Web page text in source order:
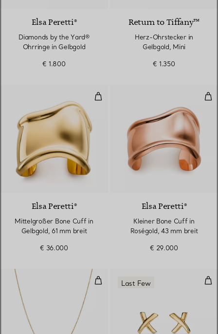
Elsa Peretti®
Diamonds by the Yard®
Ohrringe in Gelbgold
€ 1.800
Return to Tiffany™
Herz-Ohrstecker in
Gelbgold, Mini
€ 1.350
Mittelgroßer Bone Cuff in
Elsa Peretti®
Mittelgroßer Bone Cuff in
Gelbgold, 61 mm breit
€ 36.000
Elsa Peretti®
Kleiner Bone Cuff in
Roségold, 43 mm breit
€ 29.000
Color by the Yard Anhänger inX
Last Few